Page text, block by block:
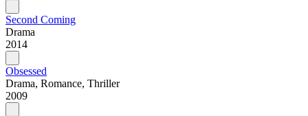
Second Coming
Drama
2014
Obsessed
Drama, Romance, Thriller
2009